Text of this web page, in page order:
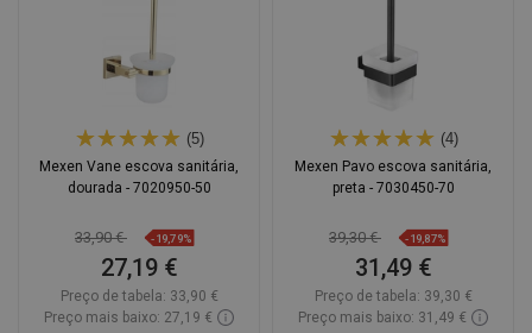
(5)
Mexen Vane escova sanitária,
dourada - 7020950-50
33,90 € -19,79%
27,19 €
Preço de tabela: 33,90 €
Preço mais baixo: 27,19 €
(4)
Mexen Pavo escova sanitária,
preta - 7030450-70
39,30 € -19,87%
31,49 €
Preço de tabela: 39,30 €
Preço mais baixo: 31,49 €